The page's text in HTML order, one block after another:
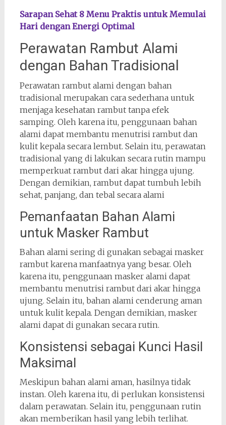
Sarapan Sehat 8 Menu Praktis untuk Memulai
Hari dengan Energi Optimal
Perawatan Rambut Alami
dengan Bahan Tradisional
Perawatan rambut alami dengan bahan
tradisional merupakan cara sederhana untuk
menjaga kesehatan rambut tanpa efek
samping. Oleh karena itu, penggunaan bahan
alami dapat membantu menutrisi rambut dan
kulit kepala secara lembut. Selain itu, perawatan
tradisional yang di lakukan secara rutin mampu
memperkuat rambut dari akar hingga ujung.
Dengan demikian, rambut dapat tumbuh lebih
sehat, panjang, dan tebal secara alami
Pemanfaatan Bahan Alami
untuk Masker Rambut
Bahan alami sering di gunakan sebagai masker
rambut karena manfaatnya yang besar. Oleh
karena itu, penggunaan masker alami dapat
membantu menutrisi rambut dari akar hingga
ujung. Selain itu, bahan alami cenderung aman
untuk kulit kepala. Dengan demikian, masker
alami dapat di gunakan secara rutin.
Konsistensi sebagai Kunci Hasil
Maksimal
Meskipun bahan alami aman, hasilnya tidak
instan. Oleh karena itu, di perlukan konsistensi
dalam perawatan. Selain itu, penggunaan rutin
akan memberikan hasil yang lebih terlihat.